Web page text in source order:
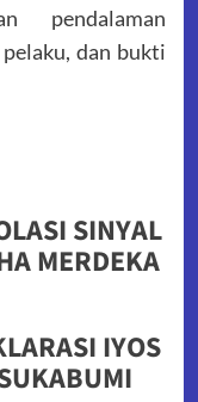
pendalaman
dan bukti
SINYAL
MERDEKA
IYOS